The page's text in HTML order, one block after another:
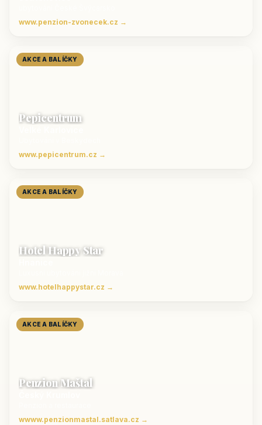
www.penzion-zvonecek.cz →
AKCE A BALÍČKY
Pepicentrum
www.pepicentrum.cz →
AKCE A BALÍČKY
Hotel Happy Star
www.hotelhappystar.cz →
AKCE A BALÍČKY
Penzion Maštal
wwww.penzionmastal.satlava.cz →